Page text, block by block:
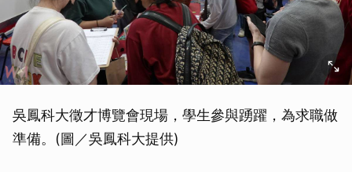
吳鳳科大徵才博覽會現場，學生參與踴躍，為求職做
準備。(圖／吳鳳科大提供)